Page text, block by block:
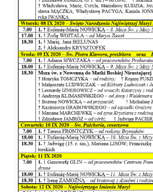
Kościół Rektoracki
Vademecum
Wspólnoty parafialne
Katecheza parafialna
Niezbędnik Katolika
Kaplica Adoracji
Pracownicy
e-Katolik